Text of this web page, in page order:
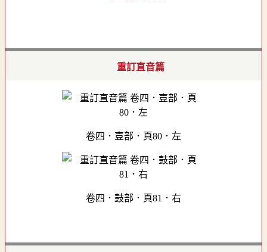
重訂直音篇
卷四．壴部．頁80．左
卷四．鼓部．頁81．右